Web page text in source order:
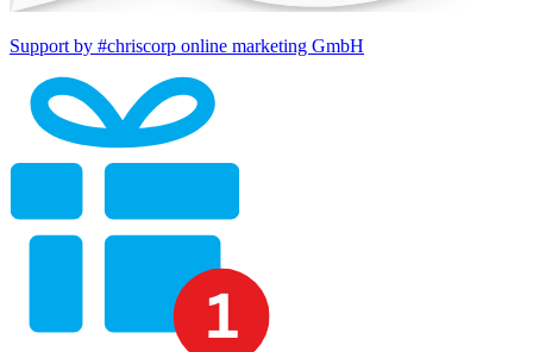
Support by #chriscorp online marketing GmbH